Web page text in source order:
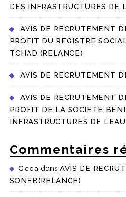
DES INFRASTRUCTURES DE
AVIS DE RECRUTEMENT
PROFIT DU REGISTRE
TCHAD (RELANCE)
AVIS DE RECRUTEMENT
AVIS DE RECRUTEMENT
PROFIT DE LA SOCIETE
INFRASTRUCTURES DE
Commentaires
Geca dans AVIS DE
SONEB(RELANCE)